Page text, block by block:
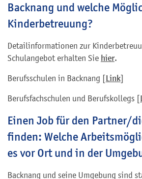
Backnang und welche
Kinderbetreuung?
Detailinformationen zur
Schulangebot erhalten Sie hier.
Berufsschulen in Backnang [Link]
Berufsfachschulen und Berufskollegs [
Einen Job für den Partner/
finden: Welche
es vor Ort und in der
Backnang und seine Umgebung sind